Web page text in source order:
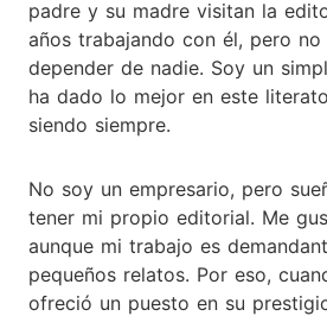
padre y su madre visitan la
años trabajando con él, pero no
depender de nadie. Soy un
ha dado lo mejor en este
siendo siempre.
No soy un empresario, pero
tener mi propio editorial. Me
aunque mi trabajo es
pequeños relatos. Por eso,
ofreció un puesto en su